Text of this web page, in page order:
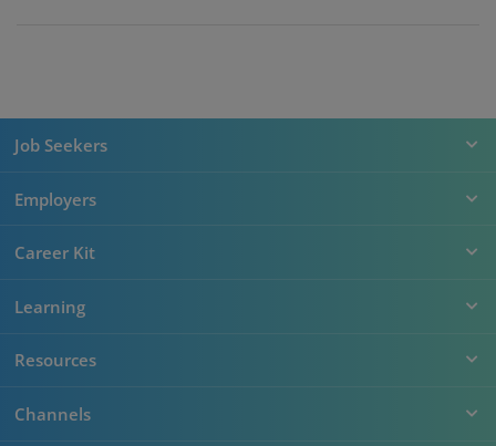
Job Seekers
Employers
Career Kit
Learning
Resources
Channels